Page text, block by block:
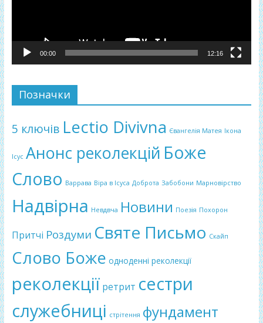
00:00 12:16
Позначки
5 ключів Lectio Divivna Євангелія Матея Ікона
Ісус Анонс реколекцій Боже
Слово Варрава Віра в Ісуса Доброта Забобони Марновірство
Надвірна Невдвча Новини Поезія Похорон
Притчі Роздуми Святе Письмо Скайп
Слово Боже одноденні реколекції
реколекції ретрит сестри
служебниці стрітення фундамент